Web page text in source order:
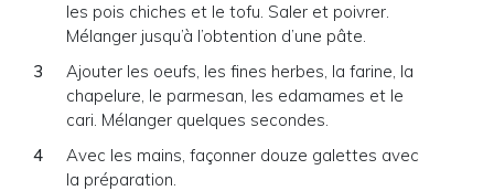
les pois chiches et le tofu. Saler et poivrer.
Mélanger jusqu’à l’obtention d’une pâte.
Ajouter les oeufs, les fines herbes, la farine, la
chapelure, le parmesan, les edamames et le
cari. Mélanger quelques secondes.
Avec les mains, façonner douze galettes avec
la préparation.